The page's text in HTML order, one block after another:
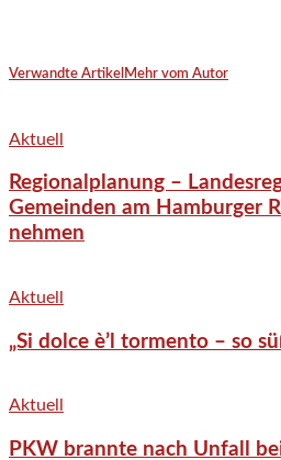
Verwandte Artikel Mehr vom Autor
Aktuell
Regionalplanung –
Gemeinden am Hamburger
nehmen
Aktuell
„Si dolce è’l tormento – so
Aktuell
PKW brannte nach Unfall